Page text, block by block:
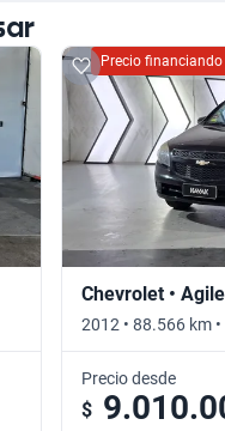
Precio financiando
Chevrolet • Agile
2012 • 88.566 km •
Precio desde
$